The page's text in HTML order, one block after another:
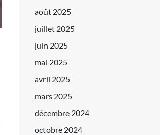
août 2025
juillet 2025
juin 2025
mai 2025
avril 2025
mars 2025
décembre 2024
octobre 2024